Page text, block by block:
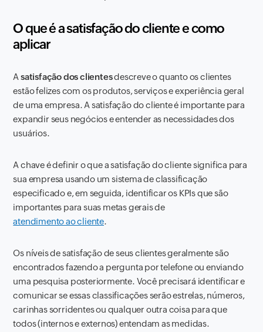
O que é a satisfação do cliente e como
aplicar
Asatisfação dos clientesdescreve o quanto os clientes
estão felizes com os produtos, serviços e experiência geral
de uma empresa. A satisfação do cliente é importante para
expandir seus negócios e entender as necessidades dos
usuários.
A chave é definir o que a satisfação do cliente significa para
sua empresa usando um sistema de classificação
especificado e, em seguida, identificar os KPIs que são
importantes para suas metas gerais de
atendimento ao cliente.
Os níveis de satisfação de seus clientes geralmente são
encontrados fazendo a pergunta por telefone ou enviando
uma pesquisa posteriormente. Você precisará identificar e
comunicar se essas classificações serão estrelas, números,
carinhas sorridentes ou qualquer outra coisa para que
todos (internos e externos) entendam as medidas.